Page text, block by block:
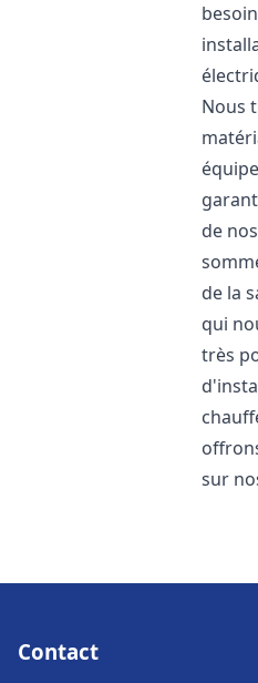
Nous
de
de la
qui
très
sur
Contact